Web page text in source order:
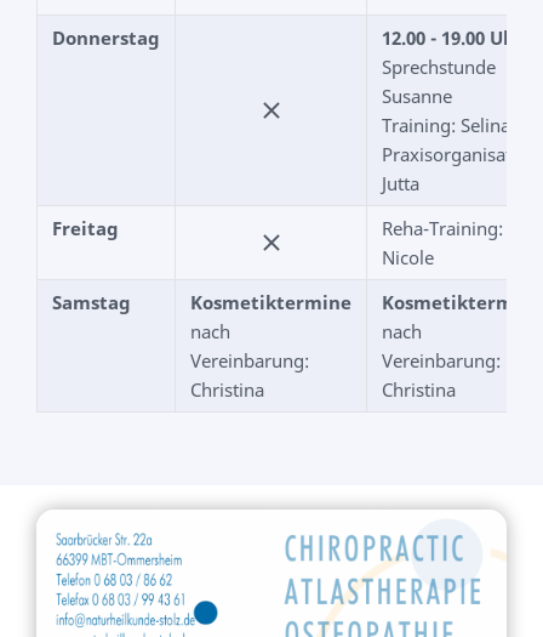
Donnerstag
12.00 - 19.00 Uhr
Sprechstunde
Susanne
Training: Selina
Praxisorganisation:
Jutta
Freitag
Reha-Training:
Nicole
Samstag
Kosmetiktermine
nach
Vereinbarung:
Christina
Kosmetiktermine
nach
Vereinbarung:
Christina